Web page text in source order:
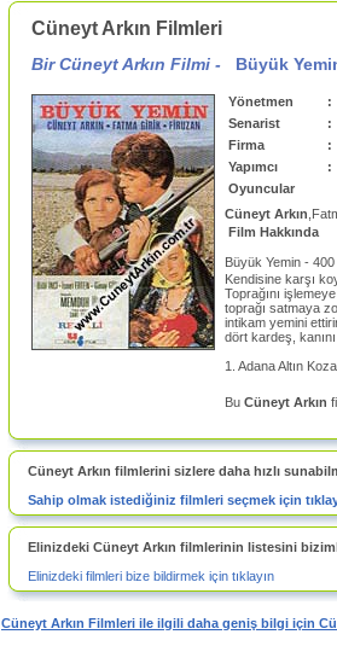
Cüneyt Arkın Filmleri
Bir Cüneyt Arkın Filmi - Büyük
Yönetmen
:
Senarist
:
Firma
:
Yapımcı
:
Oyuncular
Cüneyt Arkın
Film Hakkında
Büyük Yemin -
Kendisine karşı
Toprağını
toprağı satmaya
intikam yemini
dört kardeş,
1. Adana Altın
Bu Cüneyt Arkın
Cüneyt Arkın filmlerini sizlere daha hızlı
Sahip olmak istediğiniz filmleri seçmek için
Elinizdeki Cüneyt Arkın filmlerinin listesini
Elinizdeki filmleri bize bildirmek için tıklayın
Cüneyt Arkın Filmleri ile ilgili daha geniş bilgi için